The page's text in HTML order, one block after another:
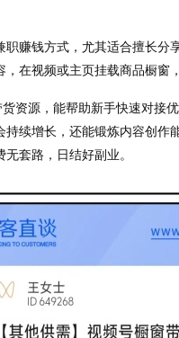
赚钱方式，尤其适合擅长分
在视频或主页挂载商品橱窗
资源，能帮助新手快速对接
续增长，还能锻炼内容创作
套路，日结好副业。